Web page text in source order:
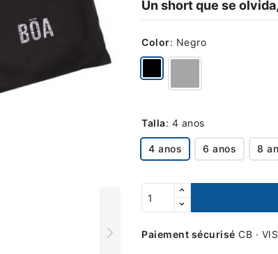
Un short que se
Color: Negro
Talla: 4 anos
4 anos 6 anos 8
Paiement sécurisé CB ·